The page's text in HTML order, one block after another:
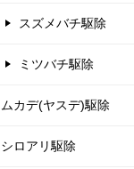
スズメバチ駆除
ミツバチ駆除
ムカデ(ヤスデ)駆除
シロアリ駆除